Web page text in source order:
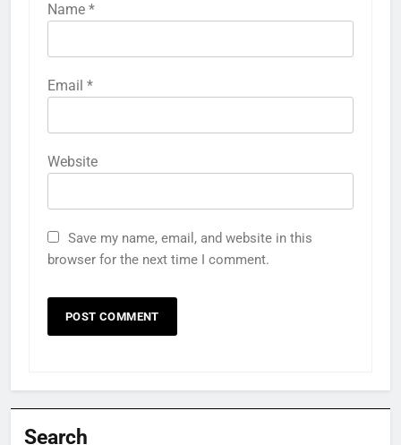
Name *
Email *
Website
Save my name, email, and website in this
browser for the next time I comment.
Search